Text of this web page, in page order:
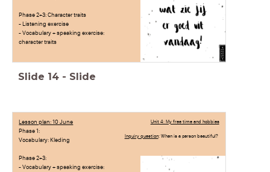
Phase 2+3: Character traits
- Listening exercise
- Vocabulary + speaking exercise:
character traits
Slide 14 - Slide
Lesson plan: 10 June
Phase 1:
Vocabulary: Kleding
Phase 2+3:
- Vocabulary + speaking exercise:
Unit 4: My free time and hobbies
Inquiry question: When is a person beautiful?